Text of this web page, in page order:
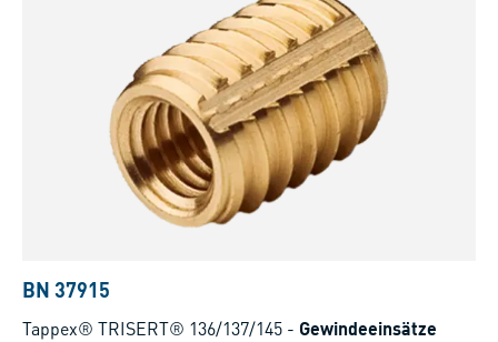
BN 37915
Tappex® TRISERT® 136/137/145 - Gewindeeinsätze